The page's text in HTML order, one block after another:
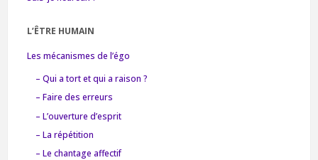
L’ÊTRE HUMAIN
Les mécanismes de l’égo
– Qui a tort et qui a raison ?
– Faire des erreurs
– L’ouverture d’esprit
– La répétition
– Le chantage affectif